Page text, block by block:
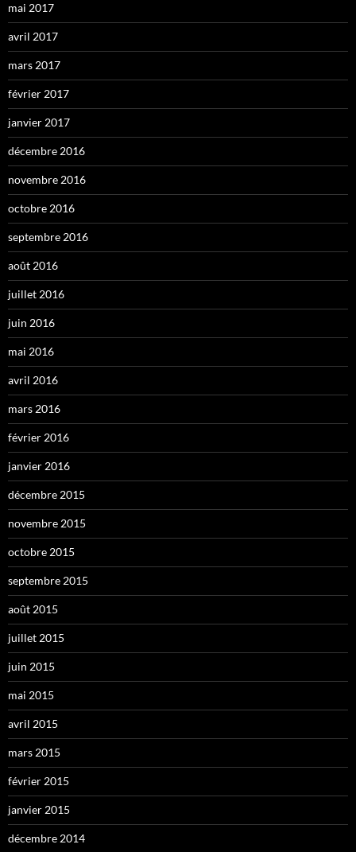
mai 2017
avril 2017
mars 2017
février 2017
janvier 2017
décembre 2016
novembre 2016
octobre 2016
septembre 2016
août 2016
juillet 2016
juin 2016
mai 2016
avril 2016
mars 2016
février 2016
janvier 2016
décembre 2015
novembre 2015
octobre 2015
septembre 2015
août 2015
juillet 2015
juin 2015
mai 2015
avril 2015
mars 2015
février 2015
janvier 2015
décembre 2014